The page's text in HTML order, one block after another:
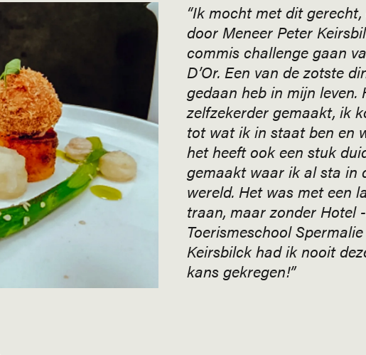
“Ik mocht met dit
door Meneer Peter
commis challenge gaan
D’Or. Een van de zotste
gedaan heb in mijn leven.
zelfzekerder gemaakt, ik
tot wat ik in staat ben en
het heeft ook een stuk
gemaakt waar ik al sta in
wereld. Het was met een
traan, maar zonder Hotel
Toerismeschool
Keirsbilck had ik nooit
kans gekregen!”